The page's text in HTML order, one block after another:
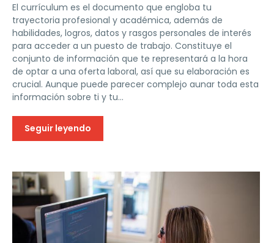
El currículum es el documento que engloba tu
trayectoria profesional y académica, además de
habilidades, logros, datos y rasgos personales de interés
para acceder a un puesto de trabajo. Constituye el
conjunto de información que te representará a la hora
de optar a una oferta laboral, así que su elaboración es
crucial. Aunque puede parecer complejo aunar toda esta
información sobre ti y tu...
Seguir leyendo